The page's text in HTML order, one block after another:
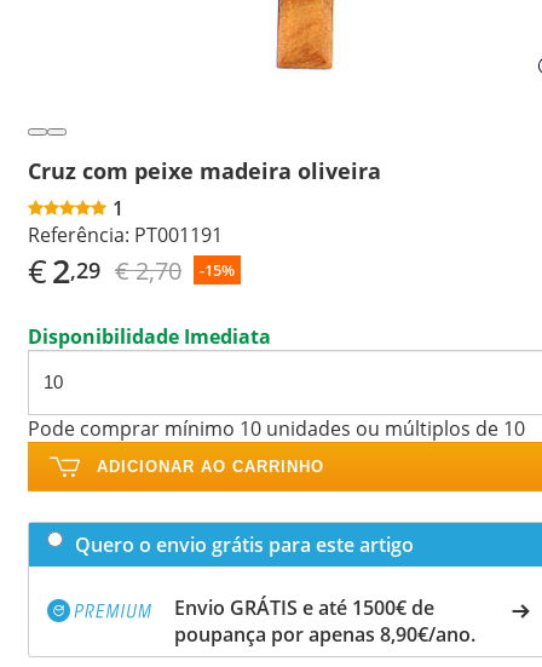
Cruz com peixe madeira oliveira
1
Referência: PT001191
€2,29 € 2,70 -15%
Disponibilidade Imediata
Pode comprar mínimo 10 unidades ou múltiplos de 10
ADICIONAR AO CARRINHO
Quero o envio grátis para este artigo
Envio GRÁTIS e até 1500€ de
poupança por apenas 8,90€/ano.